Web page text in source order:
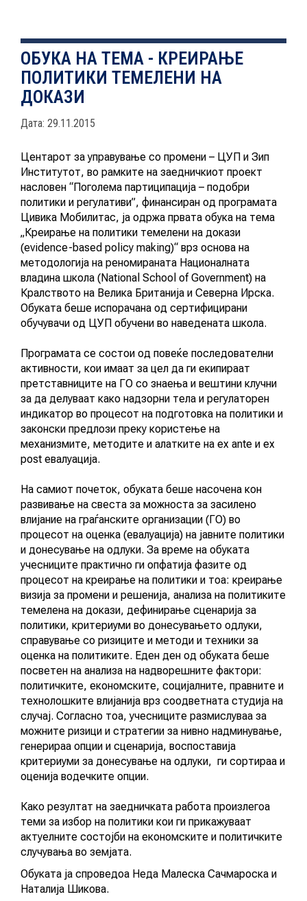
УСЛУГИ
КАТАЛОГ НА УСЛУГИ
ПОВИЦИ
АКТУЕЛНИ ПОВИЦИ
АРХИВА
ИНИЦИЈАТИВИ
ПОСТАПКА
ПОДДРЖИ ИНИЦИЈАТИВА
МУЛТИМЕДИЈА
ГАЛЕРИЈА
КОНТАКТ
ENG
ОБУКА НА ТЕМА - КРЕИРАЊЕ
ПОЛИТИКИ ТЕМЕЛЕНИ НА
ДОКАЗИ
Дата: 29.11.2015
Центарот за управување со промени – ЦУП и Зип
Институтот, во рамките на заедничкиот проект
насловен “Поголема партиципација – подобри
политики и регулативи”, финансиран од програмата
Цивика Мобилитас, ја одржа првата обука на тема
„Креирање на политики темелени на докази
(evidence-based policy making)“ врз основа на
методологија на реномираната Националната
владина школа (National School of Government) на
Кралството на Велика Британија и Северна Ирска.
Обуката беше испорачана од сертифицирани
обучувачи од ЦУП обучени во наведената школа.
Програмата се состои од повеќе последователни
активности, кои имаат за цел да ги екипираат
претставниците на ГО со знаења и вештини клучни
за да делуваат како надзорни тела и регулаторен
индикатор во процесот на подготовка на политики и
законски предлози преку користење на
механизмите, методите и алатките на ex ante и ex
post евалуација.
На самиот почеток, обуката беше насочена кон
развивање на свеста за можноста за засилено
влијание на граѓанските организации (ГО) во
процесот на оценка (евалуација) на јавните политики
и донесување на одлуки. За време на обуката
учесниците практично ги опфатија фазите од
процесот на креирање на политики и тоа: креирање
визија за промени и решенија, анализа на политиките
темелена на докази, дефинирање сценарија за
политики, критериуми во донесувањето одлуки,
справување со ризиците и методи и техники за
оценка на политиките. Еден ден од обуката беше
посветен на анализа на надворешните фактори:
политичките, економските, социјалните, правните и
технолошките влијанија врз соодветната студија на
случај. Согласно тоа, учесниците размислуваа за
можните ризици и стратегии за нивно надминување,
генерираа опции и сценарија, воспоставија
критериуми за донесување на одлуки, ги сортираа и
оценија водечките опции.
Како резултат на заедничката работа произлегоа
теми за избор на политики кои ги прикажуваат
актуелните состојби на економските и политичките
случувања во земјата.
Обуката ја спроведоа Неда Малеска Сачмароска и
Наталија Шикова.